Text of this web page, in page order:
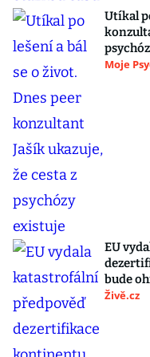
Utíkal
Moje
EU
bude
Živě.cz